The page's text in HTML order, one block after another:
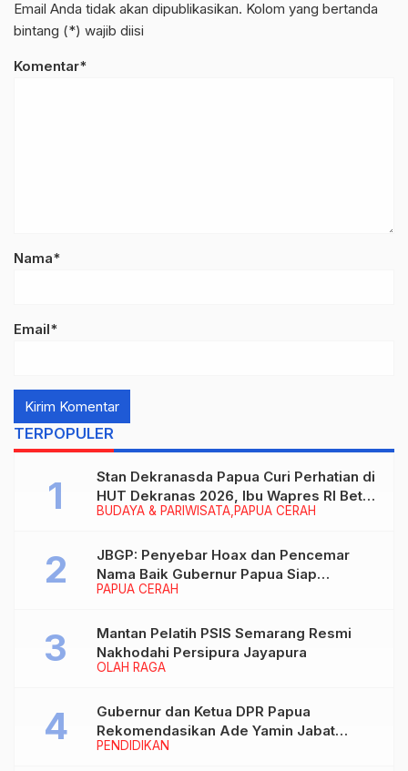
Email Anda tidak akan dipublikasikan. Kolom yang bertanda
bintang (*) wajib diisi
Komentar*
Nama*
Email*
TERPOPULER
BUDAYA & PARIWISATA PAPUA CERAH
Stan Dekranasda Papua Curi Perhatian di
HUT Dekranas 2026, Ibu Wapres RI Betah
Menikmati Karya Perajin
PAPUA CERAH
JBGP: Penyebar Hoax dan Pencemar
Nama Baik Gubernur Papua Siap
Berhadapan dengan Hukum!
OLAH RAGA
Mantan Pelatih PSIS Semarang Resmi
Nakhodahi Persipura Jayapura
PENDIDIKAN
Gubernur dan Ketua DPR Papua
Rekomendasikan Ade Yamin Jabat
Rektor IAIN Fattahul Muluk Papua